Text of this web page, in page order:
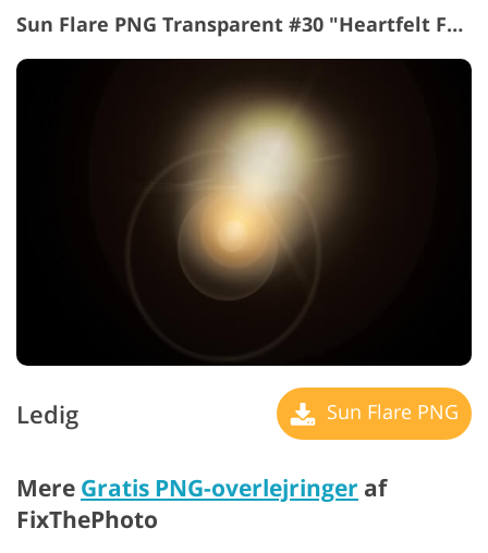
Sun Flare PNG Transparent #30 "Heartfelt Feelings"
Ledig Sun Flare PNG
Mere Gratis PNG-overlejringer af
FixThePhoto